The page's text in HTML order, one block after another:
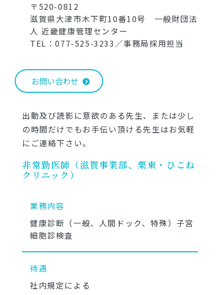
〒520-0812
滋賀県大津市木下町10番10号 一般財団法
人 近畿健康管理センター
TEL：077-525-3233／事務局採用担当
お問い合わせ
出動及び読影に意欲のある先生、または少し
の時間だけでもお手伝い頂ける先生はお気軽
にご連絡下さい。
非常勤医師（滋賀事業部、栗東・ひこね
クリニック）
業務内容
健康診断（一般、人間ドック、特殊）子宮
細胞診検査
待遇
社内規定による